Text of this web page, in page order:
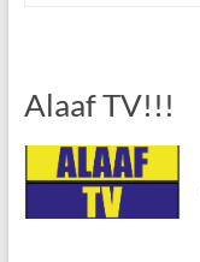
Alaaf TV!!!